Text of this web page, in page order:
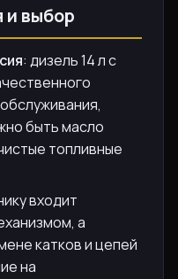
и выбор
: дизель 14 л с
быть масло
топливные
входит
а
катков и цепей
на